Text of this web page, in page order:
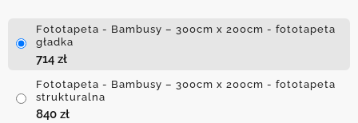
Fototapeta - Bambusy – 300cm x 200cm - fototapeta
gładka
714 zł
Fototapeta - Bambusy – 300cm x 200cm - fototapeta
strukturalna
840 zł